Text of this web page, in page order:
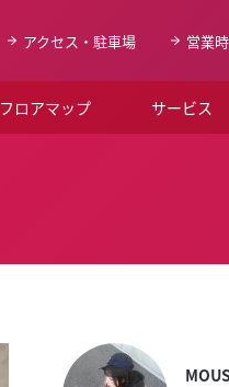
アクセス・駐車場 営業
フロアマップ サービス